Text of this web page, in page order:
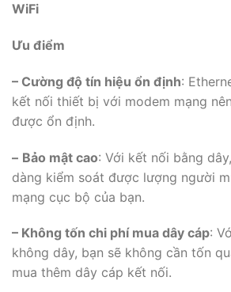
WiFi
Ưu điểm
– Cường độ tín hiệu ổn định:
kết nối thiết bị với modem mạng
được ổn định.
– Bảo mật cao: Với kết nối bằng
dàng kiểm soát được lượng người
mạng cục bộ của bạn.
– Không tốn chi phí mua dây cáp:
không dây, bạn sẽ không cần tốn
mua thêm dây cáp kết nối.